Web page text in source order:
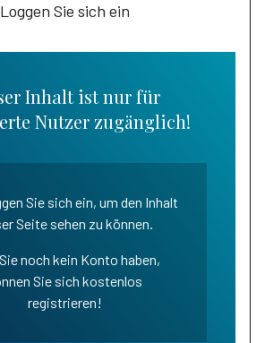
Loggen Sie sich ein
Inhalt ist nur für
Nutzer zugänglich!
Sie sich ein, um den Inhalt
Seite sehen zu können.
noch kein Konto haben,
Sie sich kostenlos
registrieren!